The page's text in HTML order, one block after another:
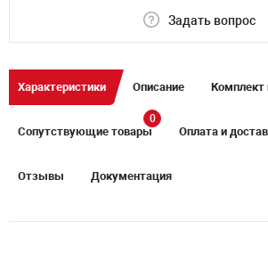
Задать вопрос
Характеристики Описание Комплект
Сопутствующие товары
0
Оплата и
Отзывы Документация